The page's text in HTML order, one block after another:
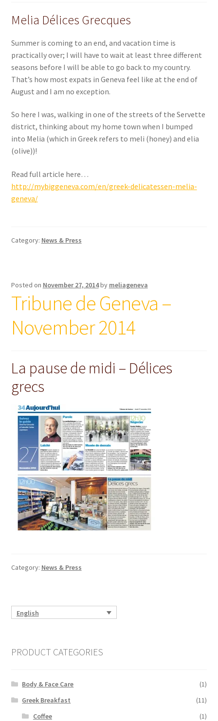
Melia Délices Grecques
Summer is coming to an end, and vacation time is
practically over; I will have to wait at least three different
seasons before I will be able to go back to my country.
That’s how most expats in Geneva feel like at the end of
August and I am no exception.
So here I was, walking in one of the streets of the Servette
district, thinking about my home town when I bumped
into Melia (which in Greek refers to meli (honey) and elia
(olive))!
Read full article here…
http://mybiggeneva.com/en/greek-delicatessen-melia-
geneva/
Category: News & Press
Posted on November 27, 2014by meliageneva
Tribune de Geneva –
November 2014
La pause de midi – Délices
grecs
Category: News & Press
English
PRODUCT CATEGORIES
Body & Face Care
(1)
Greek Breakfast
(11)
Coffee
(1)